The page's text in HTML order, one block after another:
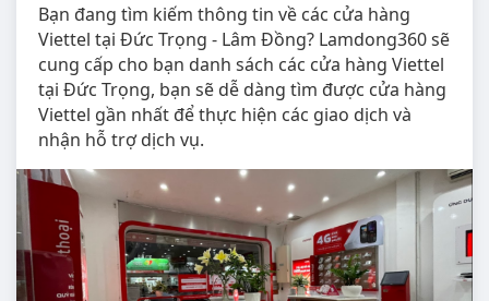
Bạn đang tìm kiếm thông tin về các cửa hàng
Viettel tại Đức Trọng - Lâm Đồng? Lamdong360 sẽ
cung cấp cho bạn danh sách các cửa hàng Viettel
tại Đức Trọng, bạn sẽ dễ dàng tìm được cửa hàng
Viettel gần nhất để thực hiện các giao dịch và
nhận hỗ trợ dịch vụ.